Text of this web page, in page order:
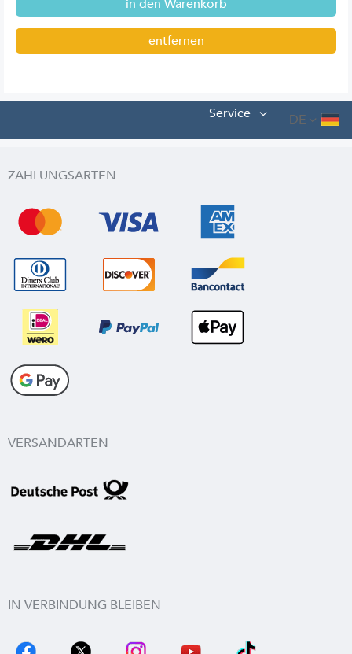
entfernen
DE
Service
ZAHLUNGSARTEN
VERSANDARTEN
IN VERBINDUNG BLEIBEN